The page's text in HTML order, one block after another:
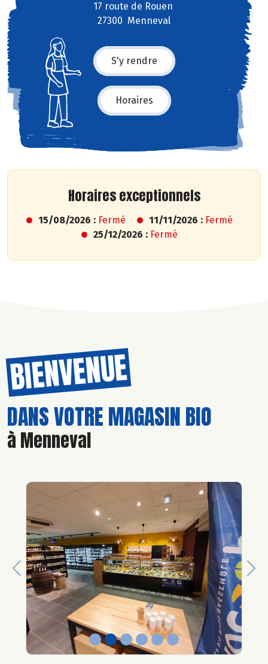
17 route de Rouen
27300 Menneval
S'y rendre
Horaires
Horaires exceptionnels
15/08/2026 : Fermé 11/11/2026 : Fermé
25/12/2026 : Fermé
BIENVENUE
DANS VOTRE MAGASIN BIO
à Menneval
Previous